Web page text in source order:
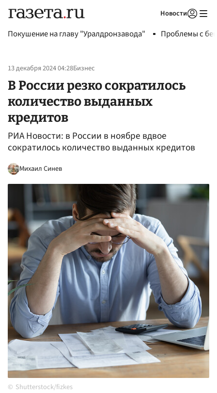
Новости
Покушение на главу "Уралдронзавода" Проблемы с
13 декабря 2024 04:28Бизнес
В России резко сократилось
количество выданных
кредитов
РИА Новости: в России в ноябре вдвое
сократилось количество выданных кредитов
Михаил Синев
Shutterstock/fizkes